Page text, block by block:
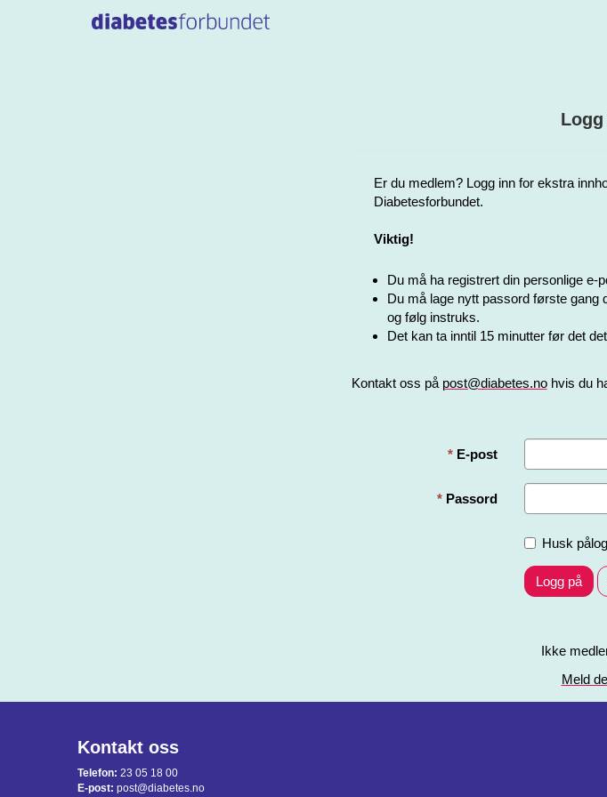
Er du medlem? Logg inn for ekstra
Diabetesforbundet.
Viktig!
Du må ha registrert din personlige e-
Du må lage nytt passord første gang
og følg instruks.
Det kan ta inntil 15 minutter før det
Kontakt oss på post@diabetes.nohvis du
E-post
Passord
Husk
Logg på
Ikke
Meld
Kontakt oss
Telefon: 23 05 18 00
E-post: post@diabetes.no